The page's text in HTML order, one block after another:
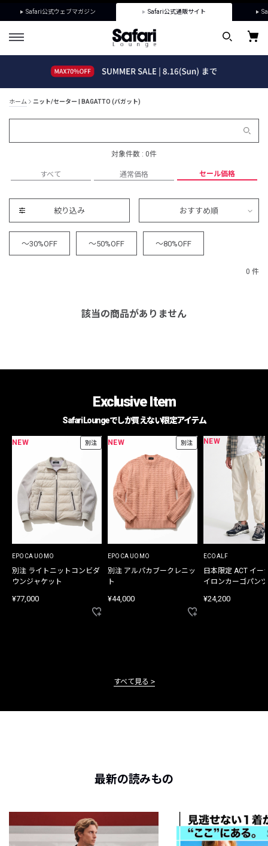
Safari公式ウェブマガジン Safari公式通販サイト
ホーム ニット/セーター | BAGATTO (バガット)
対象件数 : 0件
すべて 通常価格 セール価格
絞り込み おすすめ順
～30%OFF ～50%OFF ～80%OFF
0 件
該当の商品がありません
Exclusive Item
Safari Loungeでしか買えない限定アイテム
NEW 別注
EPOCA UOMO
別注 ライトニットコンビダ
ウンジャケット
¥77,000
NEW 別注
EPOCA UOMO
別注 アルパカブークレニッ
ト
¥44,000
NEW
ECOALF
日本限定 ACT イー
イロンカーゴパンツ
¥24,200
すべて見る
最新の読みもの